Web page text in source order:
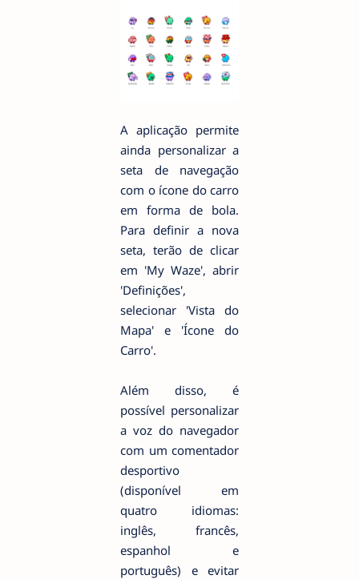
A aplicação permite
ainda personalizar a
seta de navegação
com o ícone do carro
em forma de bola.
Para definir a nova
seta, terão de clicar
em 'My Waze', abrir
'Definições',
selecionar 'Vista do
Mapa' e 'Ícone do
Carro'.
Além disso, é
possível personalizar
a voz do navegador
com um comentador
desportivo
(disponível em
quatro idiomas:
inglês, francês,
espanhol e
português) e evitar